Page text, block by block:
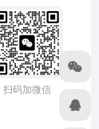
扫码加微信